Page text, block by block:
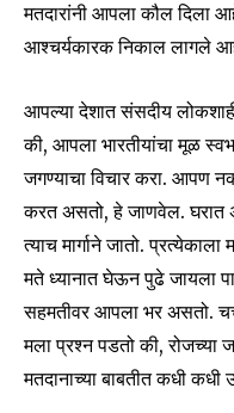
मतदारांनी आपला कौल दिला
आश्चर्यकारक निकाल लागले
आपल्या देशात संसदीय
की, आपला भारतीयांचा मूळ
जगण्याचा विचार करा. आपण
करत असतो, हे जाणवेल. घरात
त्याच मार्गाने जातो.
मते ध्यानात घेऊन पुढे जायला
सहमतीवर आपला भर असतो.
मला प्रश्न पडतो की,
मतदानाच्या बाबतीत कधी कधी